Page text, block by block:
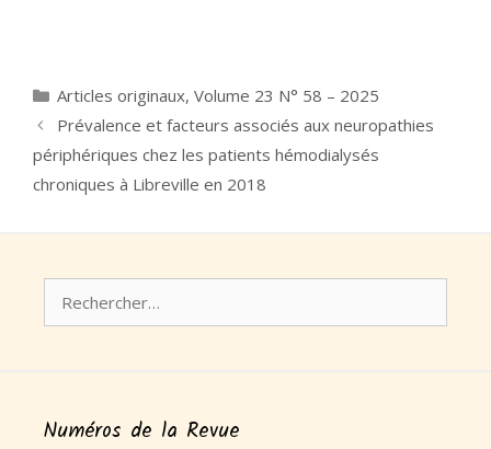
Catégories
Articles originaux, Volume 23 N° 58 – 2025
Prévalence et facteurs associés aux neuropathies
périphériques chez les patients hémodialysés
chroniques à Libreville en 2018
Numéros de la Revue